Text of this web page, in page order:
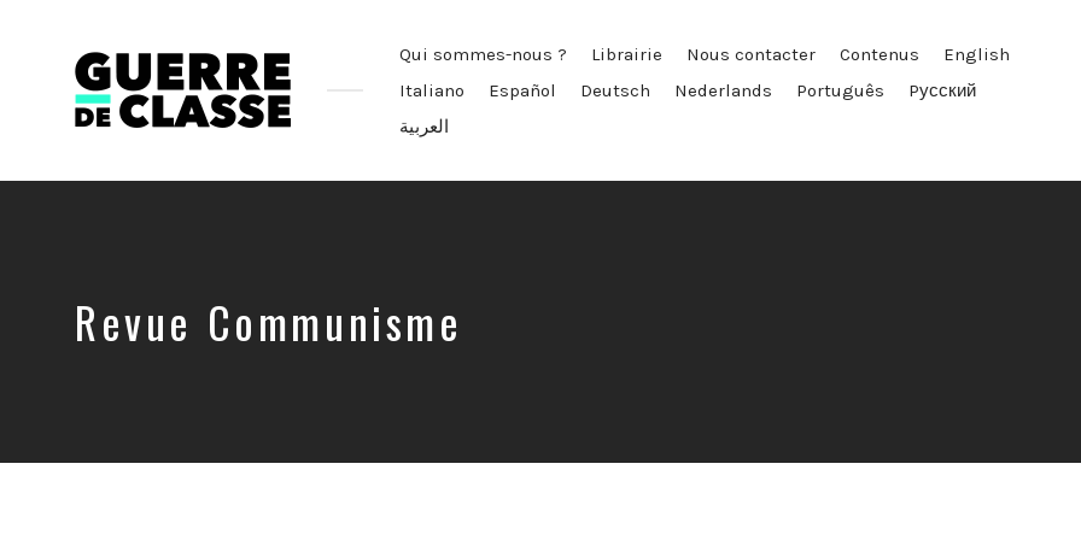
Qui sommes-nous ? Librairie Nous contacter Contenus
English
Italiano
Español Deutsch Nederlands Português
Pусский
العربية
Revue Communisme